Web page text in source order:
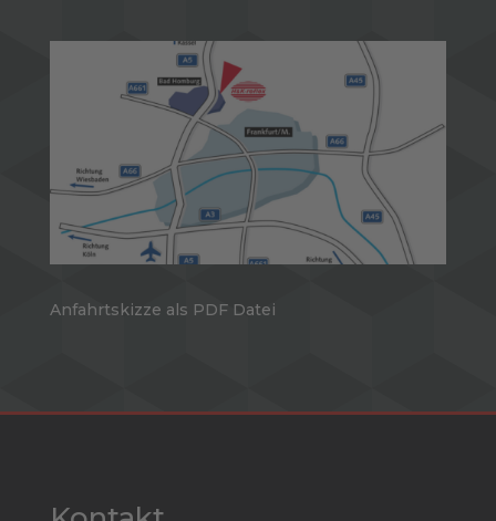
Anfahrtskizze als PDF Datei